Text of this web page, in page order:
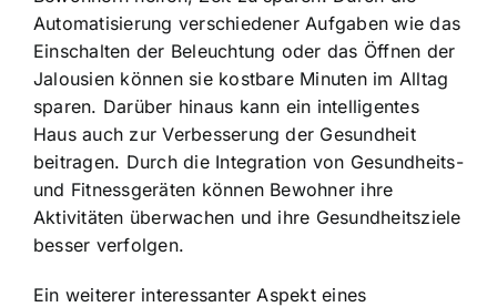
Automatisierung verschiedener Aufgaben wie das
Einschalten der Beleuchtung oder das Öffnen der
Jalousien können sie kostbare Minuten im Alltag
sparen. Darüber hinaus kann ein intelligentes
Haus auch zur Verbesserung der Gesundheit
beitragen. Durch die Integration von Gesundheits-
und Fitnessgeräten können Bewohner ihre
Aktivitäten überwachen und ihre Gesundheitsziele
besser verfolgen.
Ein weiterer interessanter Aspekt eines